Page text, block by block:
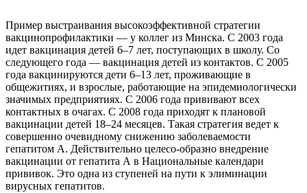
Пример выстраивания высокоэффективной стратегии
вакцинопрофилактики — у коллег из Минска. С 2003 года
идет вакцинация детей 6–7 лет, поступающих в школу. Со
следующего года — вакцинация детей из контактов. С 2005
года вакцинируются дети 6–13 лет, проживающие в
общежитиях, и взрослые, работающие на эпидемиологически
значимых предприятиях. С 2006 года прививают всех
контактных в очагах. С 2008 года приходят к плановой
вакцинации детей 18–24 месяцев. Такая стратегия ведет к
совершенно очевидному снижению заболеваемости
гепатитом А. Действительно целесо-образно внедрение
вакцинации от гепатита А в Национальные календари
прививок. Это одна из ступеней на пути к элиминации
вирусных гепатитов.